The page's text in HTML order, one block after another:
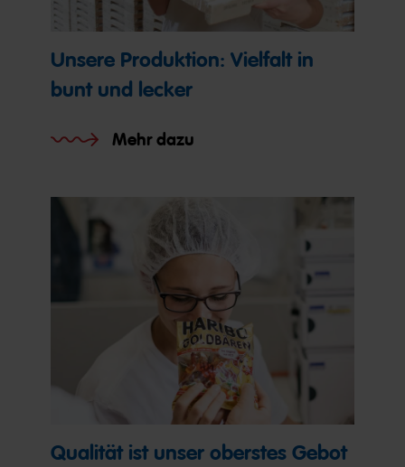
Unsere Produktion: Vielfalt in
bunt und lecker
Mehr dazu
Qualität ist unser oberstes Gebot